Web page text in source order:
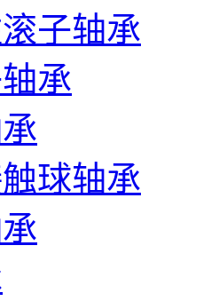
子轴承
承
球轴承